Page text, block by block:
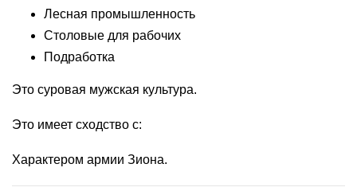
Лесная промышленность
Столовые для рабочих
Подработка
Это суровая мужская культура.
Это имеет сходство с:
Характером армии Зиона.